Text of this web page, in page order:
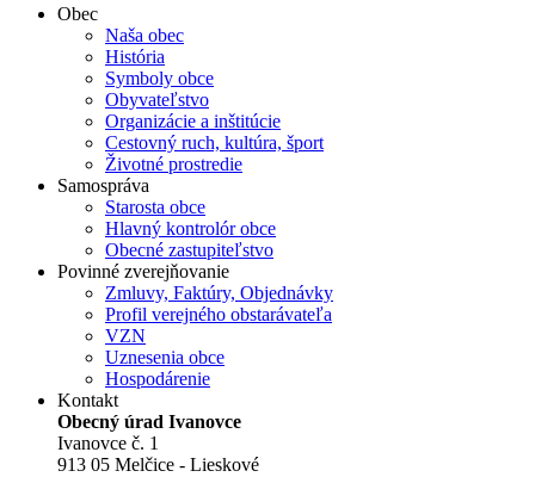
Obec
Naša obec
História
Symboly obce
Obyvateľstvo
Organizácie a inštitúcie
Cestovný ruch, kultúra, šport
Životné prostredie
Samospráva
Starosta obce
Hlavný kontrolór obce
Obecné zastupiteľstvo
Povinné zverejňovanie
Zmluvy, Faktúry, Objednávky
Profil verejného obstarávateľa
VZN
Uznesenia obce
Hospodárenie
Kontakt
Obecný úrad Ivanovce
Ivanovce č. 1
913 05 Melčice - Lieskové